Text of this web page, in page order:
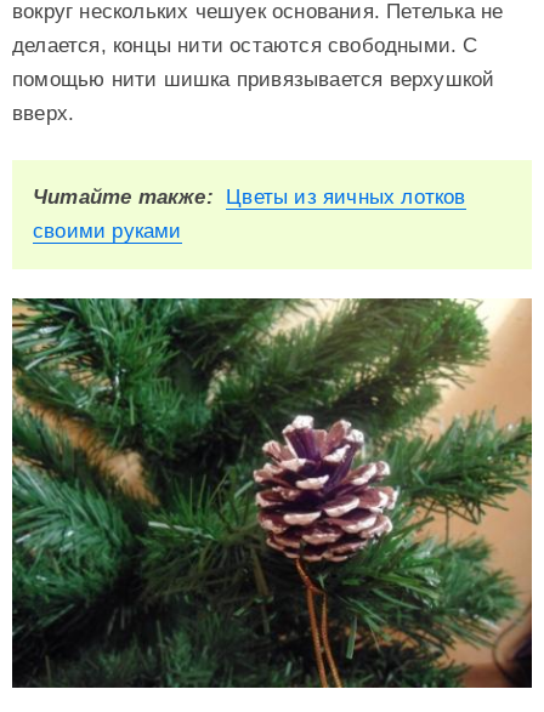
вокруг нескольких чешуек основания. Петелька не
делается, концы нити остаются свободными. С
помощью нити шишка привязывается верхушкой
вверх.
Читайте также:
Цветы из яичных лотков
своими руками